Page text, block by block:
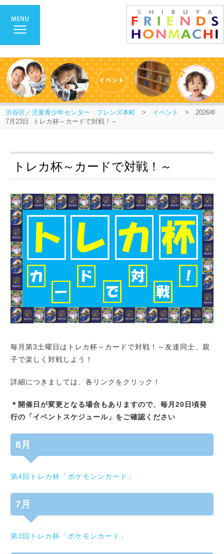
渋谷区／児童青少年センター フレンズ本町 > イベント
> 2026年
7月23日 トレカ杯～カードで対戦！～
トレカ杯～カードで対戦！～
毎月第3土曜日はトレカ杯～カードで対戦！～友達同士、親
子で楽しく対戦しよう！
詳細につきましては、各リンクをクリック！
＊開催日が変更となる場合もありますので、毎月20日頃発
行の「イベントスケジュール」をご確認ください
8月
第4回トレカ杯「ポケモンンカード」
7月
第3回トレカ杯「ポケモンカード」